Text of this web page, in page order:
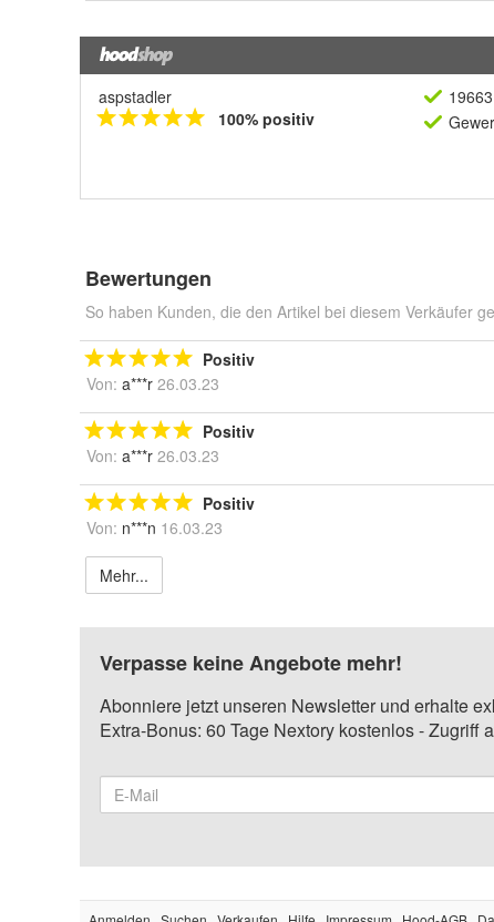
aspstadler
100% positiv
Bewertungen
So haben Kunden, die den Artikel bei diesem Verkäufer
Positiv
Von: a***r 26.03.23
Positiv
Von: a***r 26.03.23
Positiv
Von: n***n 16.03.23
Mehr...
Verpasse keine Angebote mehr!
Abonniere jetzt unseren Newsletter und erhalte
Extra-Bonus: 60 Tage Nextory kostenlos - Zugriff